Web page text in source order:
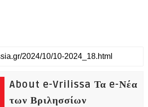
About e-Vrilissa Τα e-Νέα
των Βριλησσίων